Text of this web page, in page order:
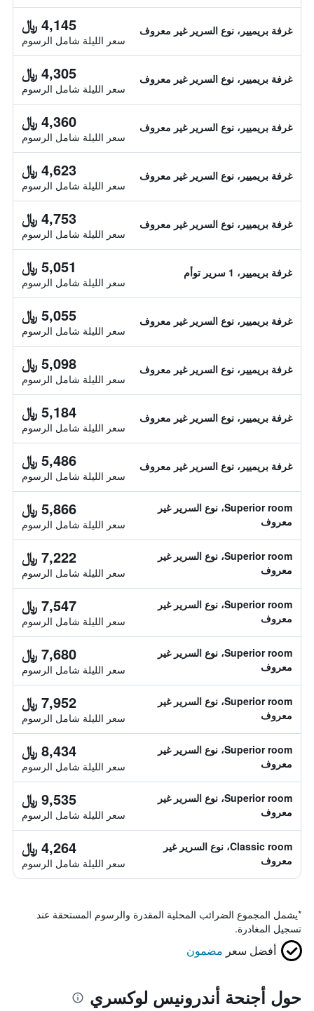
غرفة بريميير، نوع السرير غير معروف 4,145 ﷼
سعر الليلة شامل الرسوم
غرفة بريميير، نوع السرير غير معروف 4,305 ﷼
سعر الليلة شامل الرسوم
غرفة بريميير، نوع السرير غير معروف 4,360 ﷼
سعر الليلة شامل الرسوم
غرفة بريميير، نوع السرير غير معروف 4,623 ﷼
سعر الليلة شامل الرسوم
غرفة بريميير، نوع السرير غير معروف 4,753 ﷼
سعر الليلة شامل الرسوم
غرفة بريميير، 1 سرير توأم 5,051 ﷼
سعر الليلة شامل الرسوم
غرفة بريميير، نوع السرير غير معروف 5,055 ﷼
سعر الليلة شامل الرسوم
غرفة بريميير، نوع السرير غير معروف 5,098 ﷼
سعر الليلة شامل الرسوم
غرفة بريميير، نوع السرير غير معروف 5,184 ﷼
سعر الليلة شامل الرسوم
غرفة بريميير، نوع السرير غير معروف 5,486 ﷼
سعر الليلة شامل الرسوم
Superior room، نوع السرير غير
معروف
5,866 ﷼
سعر الليلة شامل الرسوم
Superior room، نوع السرير غير
معروف
7,222 ﷼
سعر الليلة شامل الرسوم
Superior room، نوع السرير غير
معروف
7,547 ﷼
سعر الليلة شامل الرسوم
Superior room، نوع السرير غير
معروف
7,680 ﷼
سعر الليلة شامل الرسوم
Superior room، نوع السرير غير
معروف
7,952 ﷼
سعر الليلة شامل الرسوم
Superior room، نوع السرير غير
معروف
8,434 ﷼
سعر الليلة شامل الرسوم
Superior room، نوع السرير غير
معروف
9,535 ﷼
سعر الليلة شامل الرسوم
Classic room، نوع السرير غير
معروف
4,264 ﷼
سعر الليلة شامل الرسوم
*يشمل المجموع الضرائب المحلية المقدرة والرسوم المستحقة عند
تسجيل المغادرة.
أفضل سعر مضمون
حول أجنحة أندرونيس لوكسري